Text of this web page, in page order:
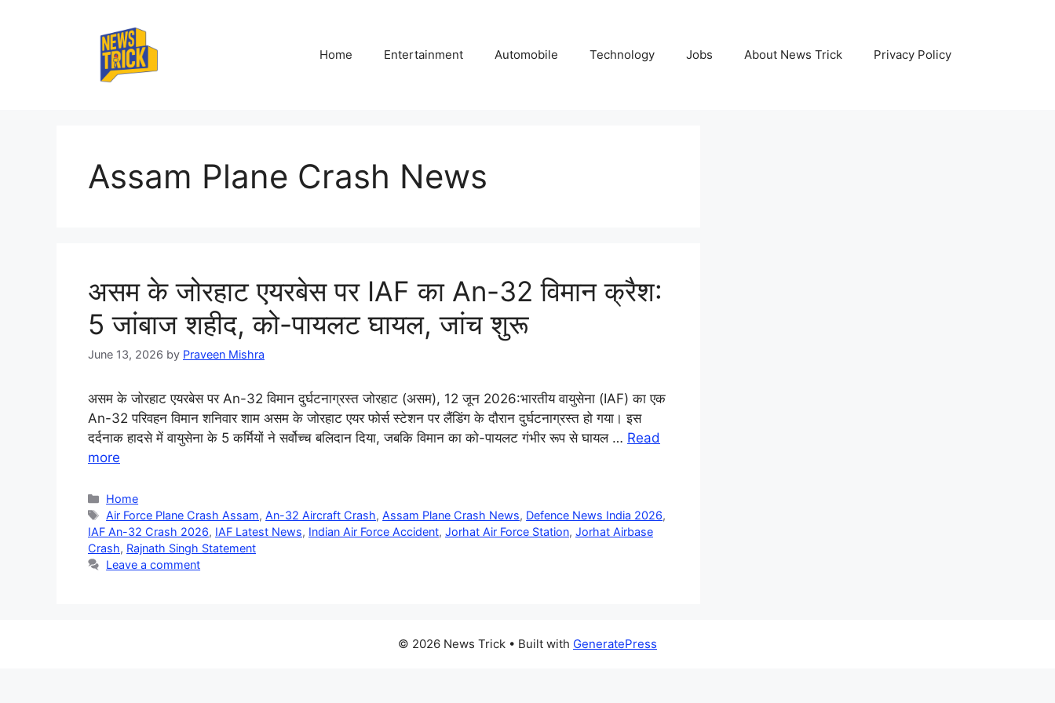
Home Entertainment Automobile Technology Jobs About News Trick Privacy Policy
Assam Plane Crash News
असम के जोरहाट एयरबेस पर IAF का An-32 विमान क्रैश:
5 जांबाज शहीद, को-पायलट घायल, जांच शुरू
June 13, 2026 by Praveen Mishra
असम के जोरहाट एयरबेस पर An-32 विमान दुर्घटनाग्रस्त जोरहाट (असम), 12 जून 2026:भारतीय वायुसेना (IAF) का एक
An-32 परिवहन विमान शनिवार शाम असम के जोरहाट एयर फोर्स स्टेशन पर लैंडिंग के दौरान दुर्घटनाग्रस्त हो गया। इस
दर्दनाक हादसे में वायुसेना के 5 कर्मियों ने सर्वोच्च बलिदान दिया, जबकि विमान का को-पायलट गंभीर रूप से घायल … Read
more
Categories
Home
Tags
Air Force Plane Crash Assam,An-32 Aircraft Crash,Assam Plane Crash News, Defence News India 2026,
IAF An-32 Crash 2026, IAF Latest News, Indian Air Force Accident, Jorhat Air Force Station, Jorhat Airbase
Crash, Rajnath Singh Statement
Leave a comment
© 2026 News Trick • Built with GeneratePress